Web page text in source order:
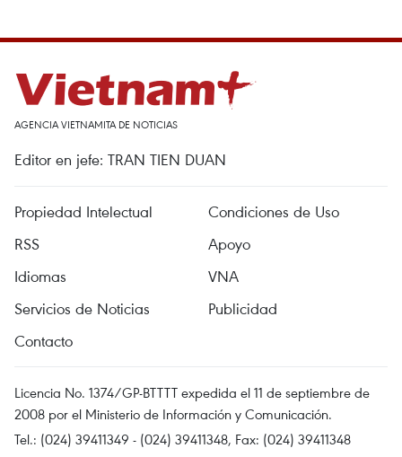
AGENCIA VIETNAMITA DE NOTICIAS
Editor en jefe: TRAN TIEN DUAN
Propiedad Intelectual
Condiciones de Uso
RSS
Apoyo
Idiomas
VNA
Servicios de Noticias
Publicidad
Contacto
Licencia No. 1374/GP-BTTTT expedida el 11 de septiembre de
2008 por el Ministerio de Información y Comunicación.
Tel.: (024) 39411349 - (024) 39411348, Fax: (024) 39411348